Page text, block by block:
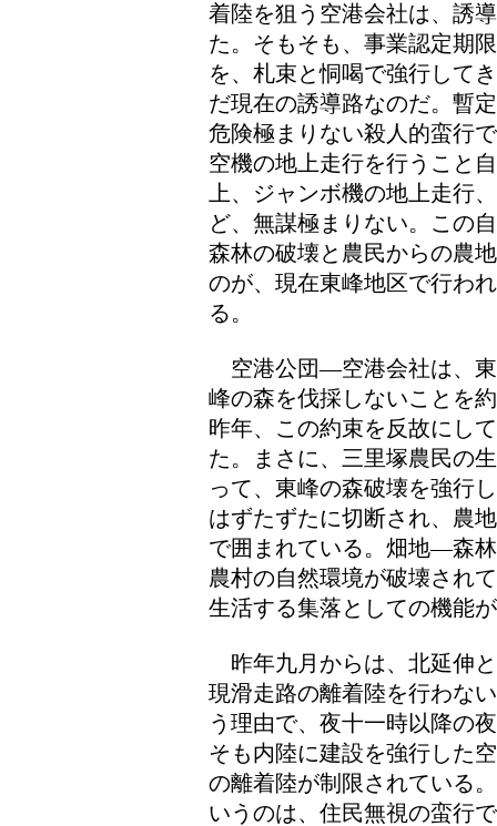
着陸を狙う空港会社は、誘
た。そもそも、事業認定期
を、札束と恫喝で強行して
だ現在の誘導路なのだ。暫
危険極まりない殺人的蛮行
空機の地上走行を行うこと
上、ジャンボ機の地上走行
ど、無謀極まりない。この
森林の破壊と農民からの農
のが、現在東峰地区で行わ
る。
空港公団―空港会社は、
峰の森を伐採しないことを
昨年、この約束を反故にし
た。まさに、三里塚農民の
って、東峰の森破壊を強行
はずたずたに切断され、農
で囲まれている。畑地―森
農村の自然環境が破壊され
生活する集落としての機能
昨年九月からは、北延伸
現滑走路の離着陸を行わな
う理由で、夜十一時以降の
そも内陸に建設を強行した
の離着陸が制限されている
いうのは、住民無視の蛮行